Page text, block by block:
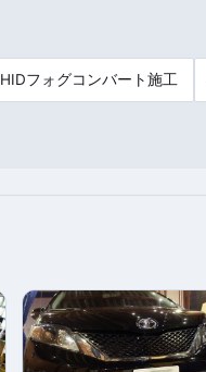
HIDフォグコンバート施工